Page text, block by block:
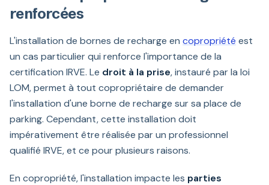
renforcées
L'installation de bornes de recharge en copropriété est
un cas particulier qui renforce l'importance de la
certification IRVE. Le droit à la prise, instauré par la loi
LOM, permet à tout copropriétaire de demander
l'installation d'une borne de recharge sur sa place de
parking. Cependant, cette installation doit
impérativement être réalisée par un professionnel
qualifié IRVE, et ce pour plusieurs raisons.
En copropriété, l'installation impacte les parties